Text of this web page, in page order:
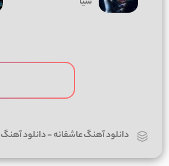
دانلود آهنگ عاشقانه-دانلود